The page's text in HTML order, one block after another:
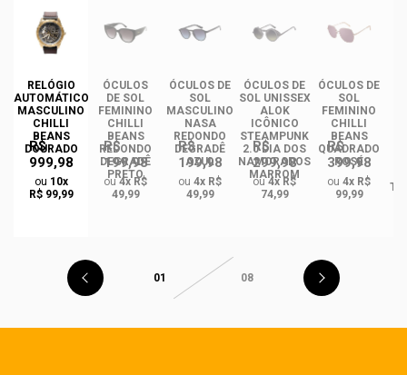
RELÓGIO
AUTOMÁTICO
MASCULINO
CHILLI
BEANS
DOURADO
R$
999,98
ou 10x
R$ 99,99
ÓCULOS
DE SOL
FEMININO
CHILLI
BEANS
REDONDO
DEGRADÊ
PRETO
R$
199,98
ou4x R$
49,99
ÓCULOS DE
SOL
MASCULINO
NASA
REDONDO
DEGRADÊ
AZUL
R$
199,98
ou 4x R$
49,99
ÓCULOS DE
SOL UNISSEX
ALOK
ICÔNICO
STEAMPUNK
2.0 DIA DOS
NAMORADOS
MARROM
R$
299,98
ou4x R$
74,99
ÓCULOS DE
SOL
FEMININO
CHILLI
BEANS
QUADRADO
ROSÉ
R$
399,98
ou 4x R$
99,99
01 08